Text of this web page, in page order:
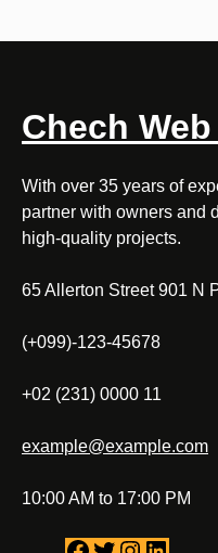
Chech Web
With over 35 years of
partner with owners and
high-quality projects.
65 Allerton Street 901 N
(+099)-123-45678
+02 (231) 0000 11
example@example.com
10:00 AM to 17:00 PM